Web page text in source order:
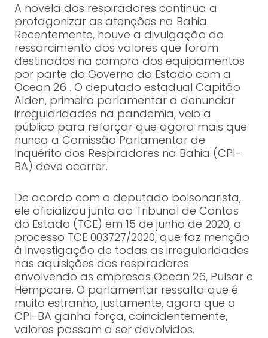
A novela dos respiradores continua a
protagonizar as atenções na Bahia.
Recentemente, houve a divulgação do
ressarcimento dos valores que foram
destinados na compra dos equipamentos
por parte do Governo do Estado com a
Ocean 26 . O deputado estadual Capitão
Alden, primeiro parlamentar a denunciar
irregularidades na pandemia, veio a
público para reforçar que agora mais que
nunca a Comissão Parlamentar de
Inquérito dos Respiradores na Bahia (CPI-
BA) deve ocorrer.
De acordo com o deputado bolsonarista,
ele oficializou junto ao Tribunal de Contas
do Estado (TCE) em 15 de junho de 2020, o
processo TCE 003727/2020, que faz menção
à investigação de todas as irregularidades
nas aquisições dos respiradores
envolvendo as empresas Ocean 26, Pulsar e
Hempcare. O parlamentar ressalta que é
muito estranho, justamente, agora que a
CPI-BA ganha força, coincidentemente,
valores passam a ser devolvidos.